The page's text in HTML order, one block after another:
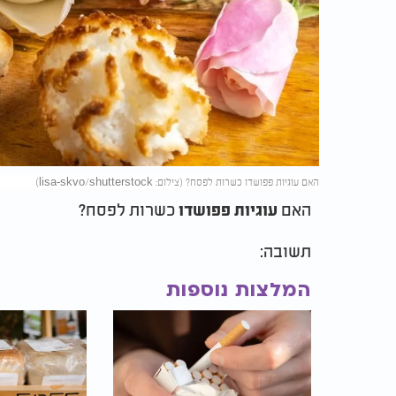
האם עוגיות פפושדו כשרות לפסח? (צילום: lisa-skvo/shutterstock)
האם עוגיות פפושדוכשרות לפסח?
תשובה:
המלצות נוספות